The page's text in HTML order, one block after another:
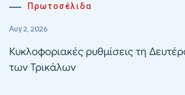
Πρωτοσέλιδα
Αυγ 2, 2026
Κυκλοφοριακές ρυθμίσεις τη
των Τρικάλων